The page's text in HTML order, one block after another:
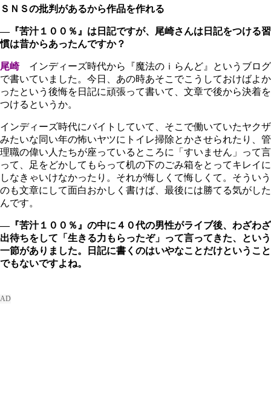
ＳＮＳの批判があるから作品を作れる
―『苦汁１００％』は日記ですが、尾崎さんは日記をつける習
慣は昔からあったんですか？
尾崎インディーズ時代から『魔法のｉらんど』というブログ
で書いていました。今日、あの時あそこでこうしておけばよか
ったという後悔を日記に頑張って書いて、文章で後から決着を
つけるというか。
インディーズ時代にバイトしていて、そこで働いていたヤクザ
みたいな同い年の怖いヤツにトイレ掃除とかさせられたり、管
理職の偉い人たちが座っているところに「すいません」って言
って、足をどかしてもらって机の下のごみ箱をとってキレイに
しなきゃいけなかったり。それが悔しくて悔しくて。そういう
のも文章にして面白おかしく書けば、最後には勝てる気がした
んです。
―『苦汁１００％』の中に４０代の男性がライブ後、わざわざ
出待ちをして「生きる力もらったぞ」って言ってきた、という
一節がありました。日記に書くのはいやなことだけということ
でもないですよね。